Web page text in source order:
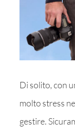
Di solito, con
molto stress
gestire.